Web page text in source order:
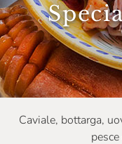
Caviale, bottarga,